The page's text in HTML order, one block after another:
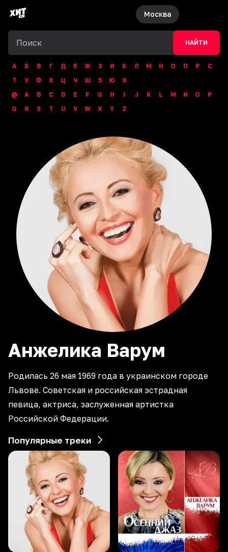
Москва
НАЙТИ
А Б В Г Д Е Ж З И К Л М Н О П Р
С
Т
У Ф Х Ц Ч Ш Э Ю
Я
@
A B C D E F G H I J K L M N O
P
Q
R S T U V W X Y Z
Анжелика Варум
Родилась 26 мая 1969 года в украинском городе
Львове. Советская и российская эстрадная
певица, актриса, заслуженная артистка
Российской Федерации.
Популярные треки